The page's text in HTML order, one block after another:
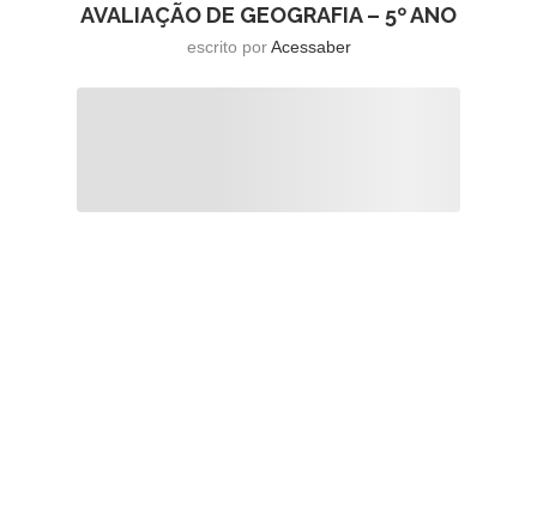
AVALIAÇÃO DE GEOGRAFIA – 5º ANO
escrito porAcessaber